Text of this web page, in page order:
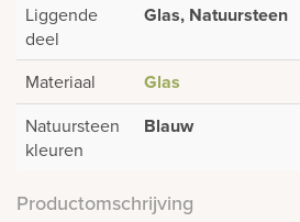
Liggende
deel
Glas, Natuursteen
Materiaal Glas
Natuursteen
kleuren
Blauw
Productomschrijving